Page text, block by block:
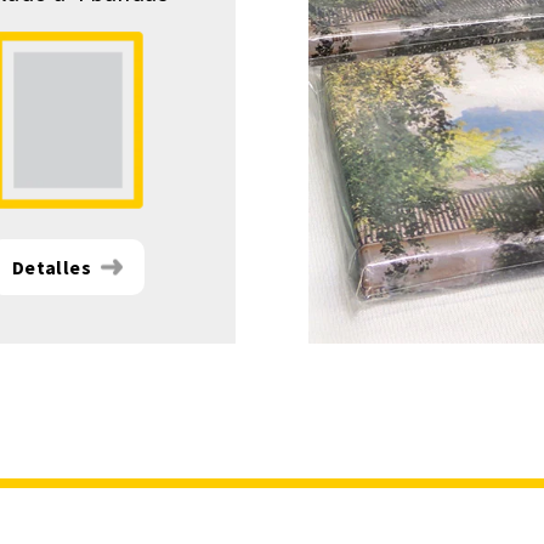
Detalles